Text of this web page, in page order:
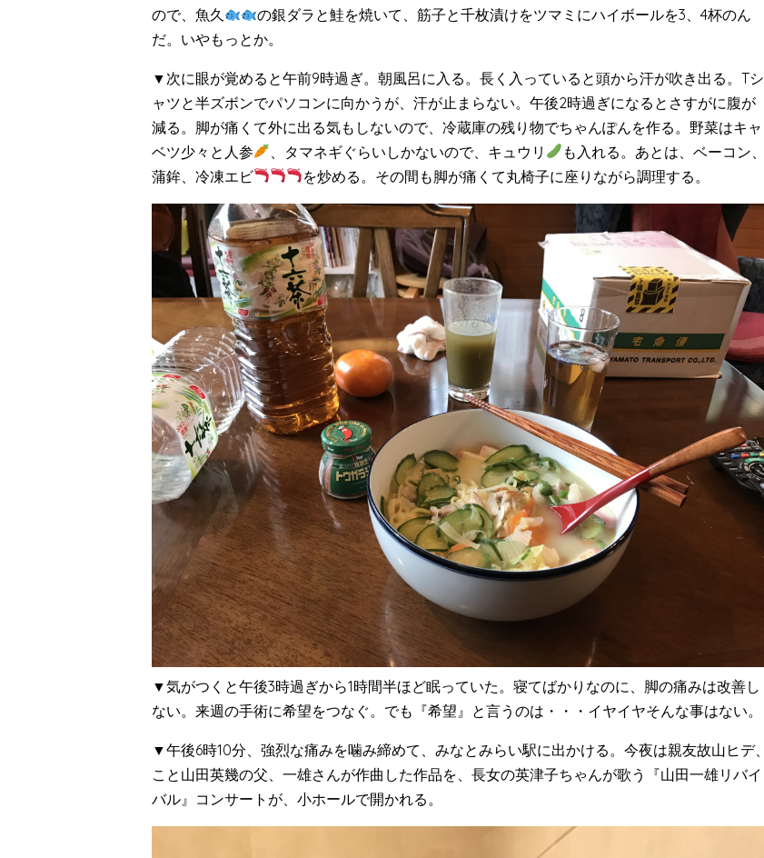
ので、魚久
の銀ダラと鮭を焼いて、筋子と千枚漬けをツマミにハイボールを3、4杯のん
だ。いやもっとか。
▼次に眼が覚めると午前9時過ぎ。朝風呂に入る。長く入っていると頭から汗が吹き出る。Tシ
ャツと半ズボンでパソコンに向かうが、汗が止まらない。午後2時過ぎになるとさすがに腹が
減る。脚が痛くて外に出る気もしないので、冷蔵庫の残り物でちゃんぽんを作る。野菜はキャ
ベツ少々と人参
、タマネギぐらいしかないので、キュウリ
も入れる。あとは、ベーコン、
蒲鉾、冷凍エビ
を炒める。その間も脚が痛くて丸椅子に座りながら調理する。
▼気がつくと午後3時過ぎから1時間半ほど眠っていた。寝てばかりなのに、脚の痛みは改善し
ない。来週の手術に希望をつなぐ。でも『希望』と言うのは・・・イヤイヤそんな事はない。
▼午後6時10分、強烈な痛みを噛み締めて、みなとみらい駅に出かける。今夜は親友故山ヒデ、
こと山田英幾の父、一雄さんが作曲した作品を、長女の英津子ちゃんが歌う『山田一雄リバイ
バル』コンサートが、小ホールで開かれる。